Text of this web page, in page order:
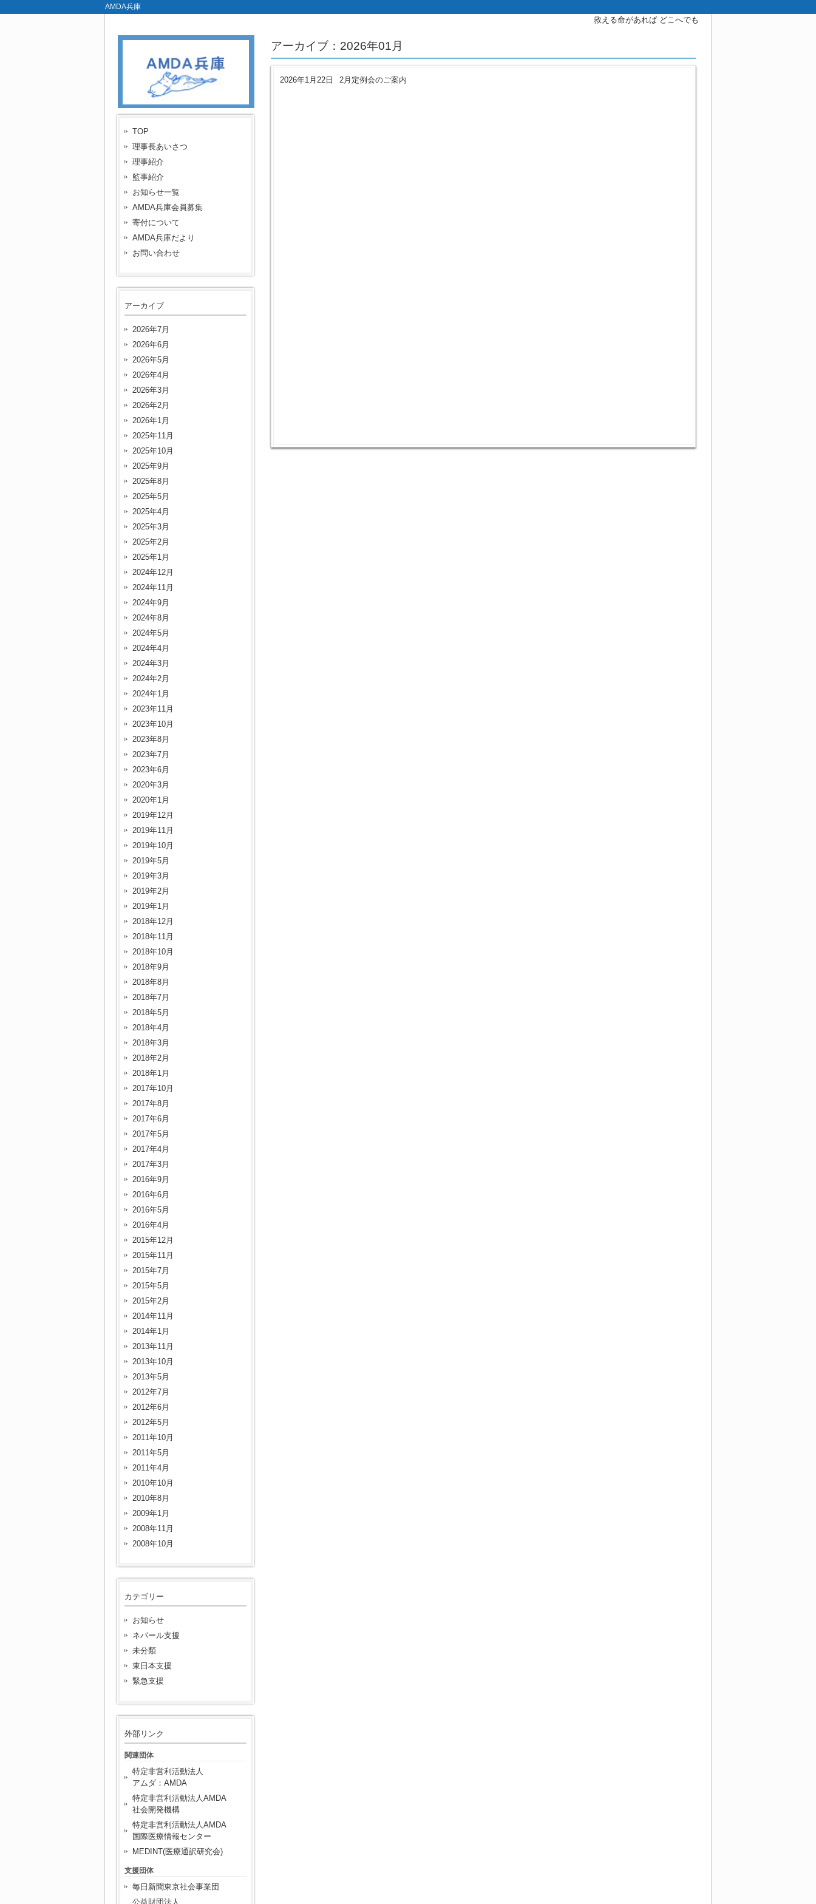
AMDA兵庫
救える命があれば どこへでも
アーカイブ：2026年01月
2026年1月22日 2月定例会のご案内
TOP
理事長あいさつ
理事紹介
監事紹介
お知らせ一覧
AMDA兵庫会員募集
寄付について
AMDA兵庫だより
お問い合わせ
アーカイブ
2026年7月
2026年6月
2026年5月
2026年4月
2026年3月
2026年2月
2026年1月
2025年11月
2025年10月
2025年9月
2025年8月
2025年5月
2025年4月
2025年3月
2025年2月
2025年1月
2024年12月
2024年11月
2024年9月
2024年8月
2024年5月
2024年4月
2024年3月
2024年2月
2024年1月
2023年11月
2023年10月
2023年8月
2023年7月
2023年6月
2020年3月
2020年1月
2019年12月
2019年11月
2019年10月
2019年5月
2019年3月
2019年2月
2019年1月
2018年12月
2018年11月
2018年10月
2018年9月
2018年8月
2018年7月
2018年5月
2018年4月
2018年3月
2018年2月
2018年1月
2017年10月
2017年8月
2017年6月
2017年5月
2017年4月
2017年3月
2016年9月
2016年6月
2016年5月
2016年4月
2015年12月
2015年11月
2015年7月
2015年5月
2015年2月
2014年11月
2014年1月
2013年11月
2013年10月
2013年5月
2012年7月
2012年6月
2012年5月
2011年10月
2011年5月
2011年4月
2010年10月
2010年8月
2009年1月
2008年11月
2008年10月
カテゴリー
お知らせ
ネパール支援
未分類
東日本支援
緊急支援
外部リンク
関連団体
特定非営利活動法人
アムダ：AMDA
特定非営利活動法人AMDA
社会開発機構
特定非営利活動法人AMDA
国際医療情報センター
MEDINT(医療通訳研究会)
支援団体
毎日新聞東京社会事業団
公益財団法人